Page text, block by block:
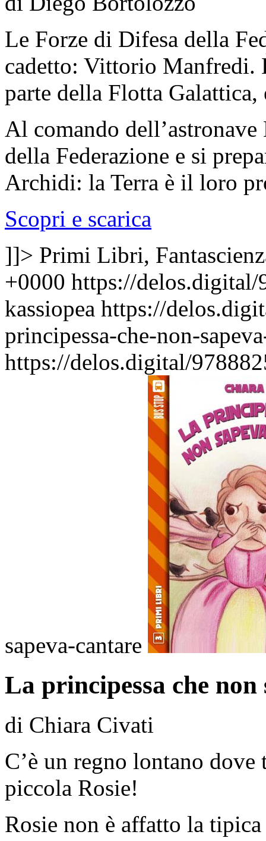
Le Forze di Difesa della
cadetto: Vittorio Manfredi.
parte della Flotta
Al comando
della Federazione e si
Archidi: la Terra è il loro
Scopri e scarica
]]> Primi Libri,
+0000 https://delos.digital/
kassiopea https://
principessa-che-non-
https://delos.digital/
sapeva-cantare
La principessa che non
di Chiara Civati
C’è un regno lontano
piccola Rosie!
Rosie non è affatto la